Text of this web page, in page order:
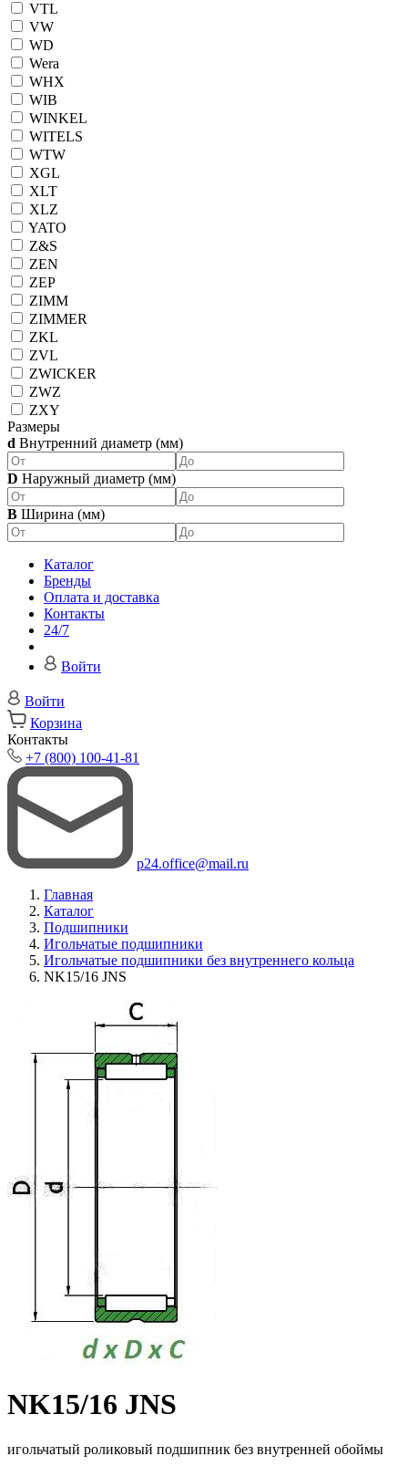
VTL
VW
WD
Wera
WHX
WIB
WINKEL
WITELS
WTW
XGL
XLT
XLZ
YATO
Z&S
ZEN
ZEP
ZIMM
ZIMMER
ZKL
ZVL
ZWICKER
ZWZ
ZXY
Размеры
d Внутренний диаметр (мм)
D Наружный диаметр (мм)
B Ширина (мм)
Каталог
Бренды
Оплата и доставка
Контакты
24/7
Войти
Войти
Корзина
Контакты
+7 (800) 100-41-81
p24.office@mail.ru
Главная
Каталог
Подшипники
Игольчатые подшипники
Игольчатые подшипники без внутреннего кольца
NK15/16 JNS
NK15/16 JNS
игольчатый роликовый подшипник без внутренней обоймы